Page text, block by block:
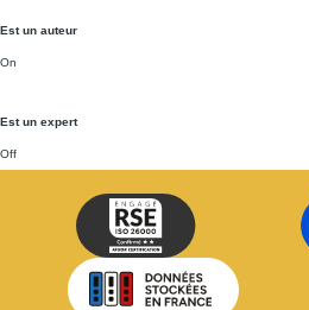
Est un auteur
On
Est un expert
Off